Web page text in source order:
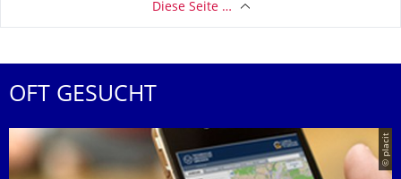
Diese Seite …
OFT GESUCHT
© placit